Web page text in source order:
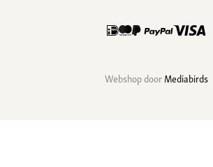
Webshop doorMediabirds